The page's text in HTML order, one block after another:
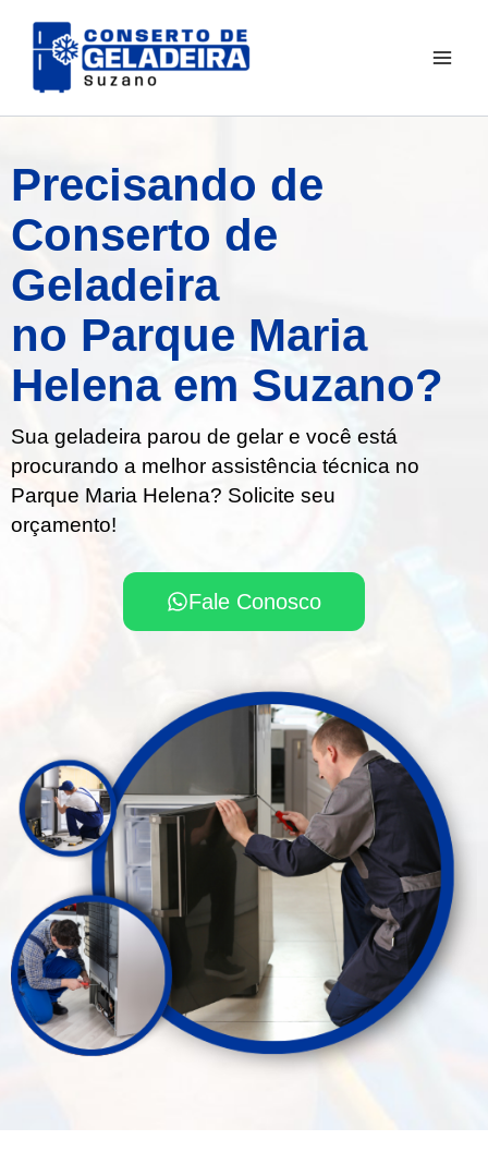
para
Precisando de
Conserto de
Geladeira
no Parque Maria
Helena em Suzano?
Sua geladeira parou de gelar e você está
procurando a melhor assistência técnica no
Parque Maria Helena? Solicite seu
orçamento!
Fale Conosco